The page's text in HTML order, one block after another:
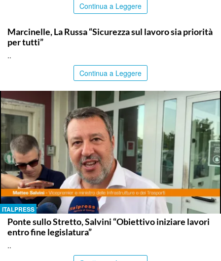
Continua a Leggere
Marcinelle, La Russa “Sicurezza sul lavoro sia priorità
per tutti”
..
Continua a Leggere
ITALPRESS
Ponte sullo Stretto, Salvini “Obiettivo iniziare lavori
entro fine legislatura”
..